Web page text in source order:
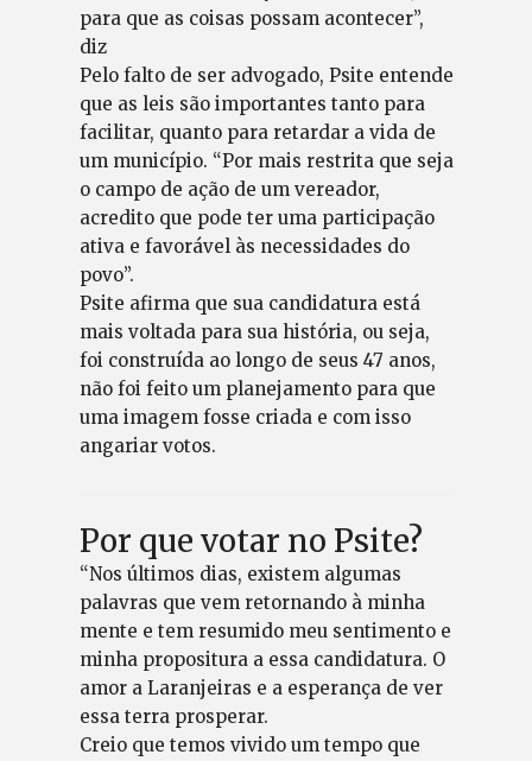
para que as coisas possam acontecer”,
diz
Pelo falto de ser advogado, Psite entende
que as leis são importantes tanto para
facilitar, quanto para retardar a vida de
um município. “Por mais restrita que seja
o campo de ação de um vereador,
acredito que pode ter uma participação
ativa e favorável às necessidades do
povo”.
Psite afirma que sua candidatura está
mais voltada para sua história, ou seja,
foi construída ao longo de seus 47 anos,
não foi feito um planejamento para que
uma imagem fosse criada e com isso
angariar votos.
Por que votar no Psite?
“Nos últimos dias, existem algumas
palavras que vem retornando à minha
mente e tem resumido meu sentimento e
minha propositura a essa candidatura. O
amor a Laranjeiras e a esperança de ver
essa terra prosperar.
Creio que temos vivido um tempo que